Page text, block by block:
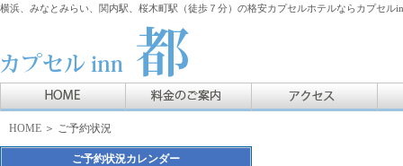
横浜、みなとみらい、関内駅、桜木町駅（徒歩７分）の格安カプセルホテルならカプセル
HOME ＞ ご予約状況
ご予約状況カレンダー